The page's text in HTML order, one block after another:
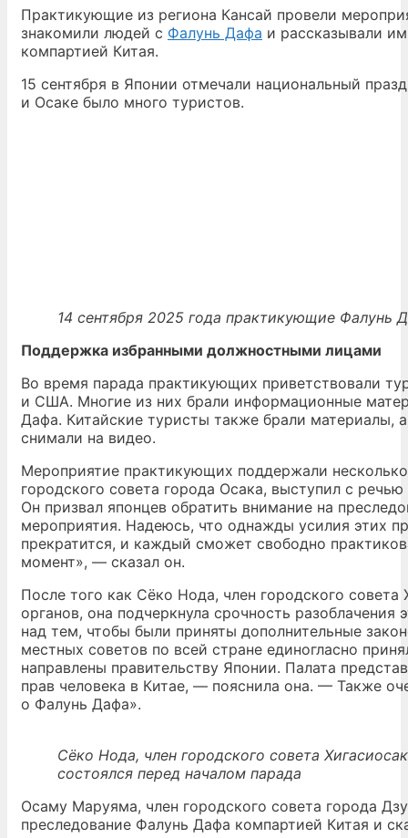
Практикующие из региона Кансай провели
знакомили людей с Фалунь Дафа и рассказывали
компартией Китая.
15 сентября в Японии отмечали национальный
и Осаке было много туристов.
14 сентября 2025 года практикующие Фалунь
Поддержка избранными должностными лицами
Во время парада практикующих приветствовали
и США. Многие из них брали информационные
Дафа. Китайские туристы также брали материалы,
снимали на видео.
Мероприятие практикующих поддержали
городского совета города Осака, выступил с
Он призвал японцев обратить внимание на
мероприятия. Надеюсь, что однажды усилия этих
прекратится, и каждый сможет свободно
момент», — сказал он.
После того как Сёко Нода, член городского
органов, она подчеркнула срочность разоблачения
над тем, чтобы были приняты дополнительные
местных советов по всей стране единогласно
направлены правительству Японии. Палата
прав человека в Китае, — пояснила она. — Также
о Фалунь Дафа».
Сёко Нода, член городского совета
состоялся перед началом парада
Осаму Маруяма, член городского совета города
преследование Фалунь Дафа компартией Китая и